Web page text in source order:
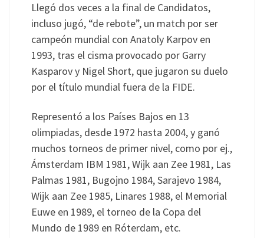
Llegó dos veces a la final de Candidatos,
incluso jugó, “de rebote”, un match por ser
campeón mundial con Anatoly Karpov en
1993, tras el cisma provocado por Garry
Kasparov y Nigel Short, que jugaron su duelo
por el título mundial fuera de la FIDE.
Representó a los Países Bajos en 13
olimpiadas, desde 1972 hasta 2004, y ganó
muchos torneos de primer nivel, como por ej.,
Ámsterdam IBM 1981, Wijk aan Zee 1981, Las
Palmas 1981, Bugojno 1984, Sarajevo 1984,
Wijk aan Zee 1985, Linares 1988, el Memorial
Euwe en 1989, el torneo de la Copa del
Mundo de 1989 en Róterdam, etc.